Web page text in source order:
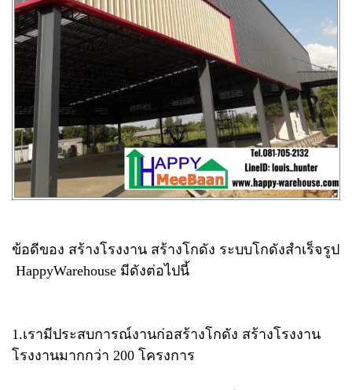
ข้อดีของ สร้างโรงงาน สร้างโกดัง ระบบโกดังสำเร็จรูป​
Happy​Warehouse มีดังต่อไปนี้
1.เรามีประสบการณ์งานก่อสร้างโกดัง สร้างโรงงาน​
โรงงานมากกว่า​ 200​ โครงการ